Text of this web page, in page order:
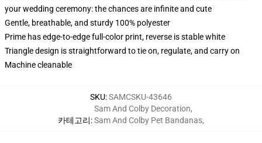
your wedding ceremony: the chances are infinite and cute
Gentle, breathable, and sturdy 100% polyester
Prime has edge-to-edge full-color print, reverse is stable white
Triangle design is straightforward to tie on, regulate, and carry on
Machine cleanable
SKU:SAMCSKU-43646
카테고리:
Sam And Colby Decoration,
Sam And Colby Pet Bandanas,